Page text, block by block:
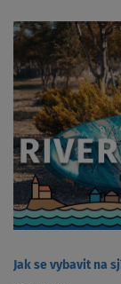
Jak se vybavit na